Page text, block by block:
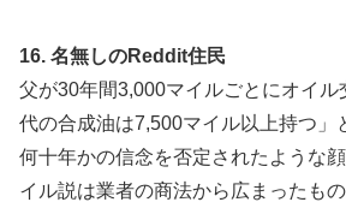
16. 名無しのReddit住民
父が30年間3,000マイルごとにオイル
代の合成油は7,500マイル以上持つ」
何十年かの信念を否定されたような
イル説は業者の商法から広まったも